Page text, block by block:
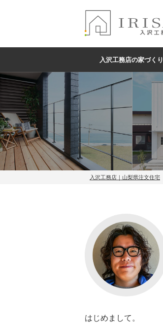
入沢工務店の家づくり
入沢工務店｜山梨県注文住宅
はじめまして。